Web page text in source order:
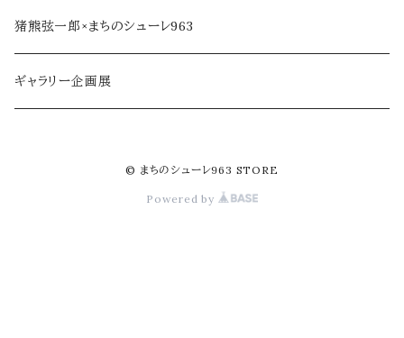
ジャム・加工品
soe farm
民芸品・手仕事
猪熊弦一郎×まちのシューレ963
ギャラリー企画展
© まちのシューレ963 STORE
Powered by